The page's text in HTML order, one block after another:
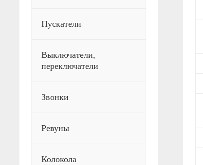
Пускатели
Выключатели,
переключатели
Звонки
Ревуны
Колокола